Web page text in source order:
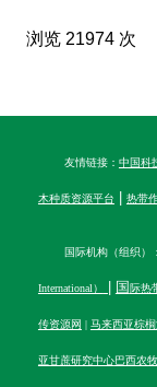
浏览 21974 次
友情链接： 中国科
木种质资源平台 热带
国际机构（组织）：
International） 国际热
传资源网 | 马来西亚棕
亚甘蔗研究中心巴西农